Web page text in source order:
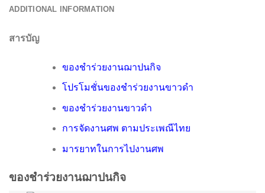
ADDITIONAL INFORMATION
สารบัญ
ของชำร่วยงานฌาปนกิจ
โปรโมชั่นของชำร่วยงานขาวดำ
ของชำร่วยงานขาวดำ
การจัดงานศพ ตามประเพณีไทย
มารยาทในการไปงานศพ
ของชำร่วยงานฌาปนกิจ